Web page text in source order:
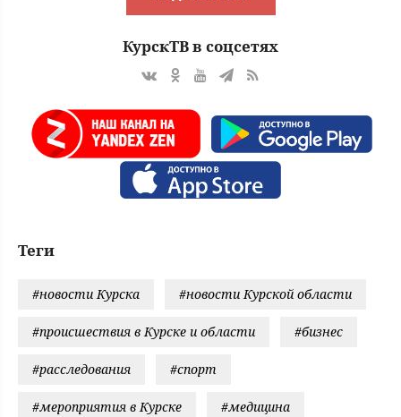
КурскТВ в соцсетях
Теги
#новости Курска #новости Курской области
#происшествия в Курске и области #бизнес
#расследования #спорт
#мероприятия в Курске #медицина